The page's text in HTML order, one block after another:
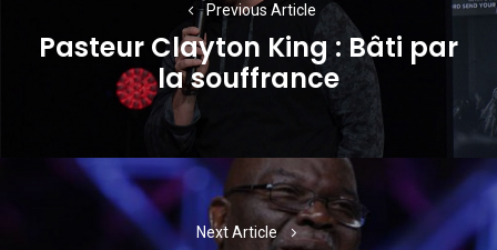
l’article
Previous Article
Previous
post:
Pasteur Clayton King : Bâti par
la souffrance
Next Article